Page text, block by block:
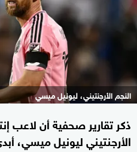
النجم الأرجنتيني، ليونيل ميسي
ذكر تقارير صحفية أن لاعب
الأرجنتيني ليونيل ميسي،